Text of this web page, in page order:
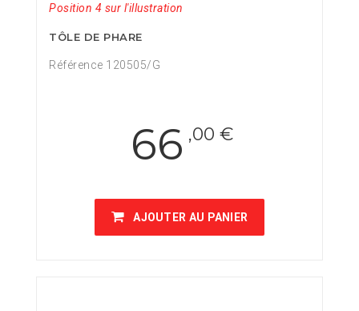
Position 4 sur l'illustration
TÔLE DE PHARE
Référence 120505/G
66 ,00 €
AJOUTER AU PANIER